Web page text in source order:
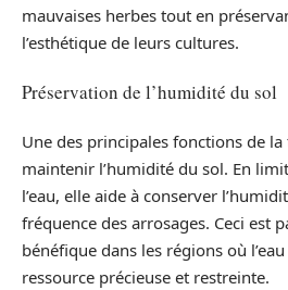
mauvaises herbes tout en
l’esthétique de leurs cultures.
Préservation de l’humidité du sol
Une des principales fonctions de
maintenir l’humidité du sol. En
l’eau, elle aide à conserver
fréquence des arrosages. Ceci est
bénéfique dans les régions où
ressource précieuse et restreinte.